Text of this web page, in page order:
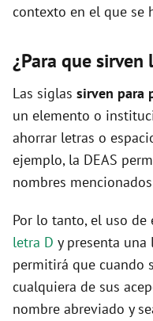
contexto en el que se
¿Para que sirven
Las siglas sirven para
un elemento o
ahorrar letras o
ejemplo, la DEAS
nombres
Por lo tanto, el uso
letra D y presenta
permitirá que cuando
cualquiera de sus
nombre abreviado y